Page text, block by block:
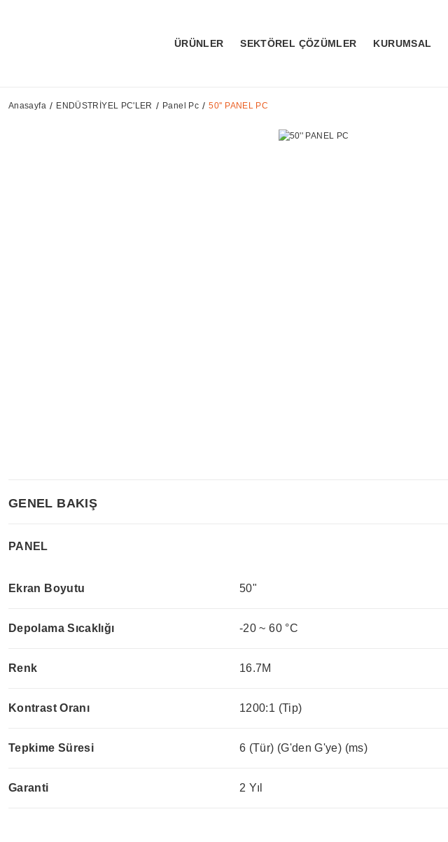
ÜRÜNLER SEKTÖREL ÇÖZÜMLER KURUMSAL
Anasayfa ENDÜSTRİYEL PC'LER Panel Pc 50'' PANEL PC
GENEL BAKIŞ
PANEL
Ekran Boyutu 50"
Depolama Sıcaklığı -20 ~ 60 °C
Renk 16.7M
Kontrast Oranı 1200:1 (Tip)
Tepkime Süresi 6 (Tür) (G'den G'ye) (ms)
Garanti 2 Yıl